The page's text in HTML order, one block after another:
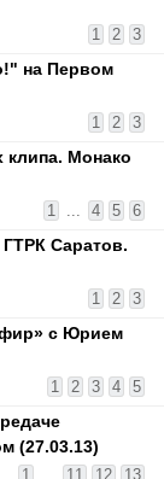
1 2 3
на Первом
1 2 3
клипа. Монако
1 ... 4 5 6
Саратов.
1 2 3
c Юрием
1 2 3 4 5
(27.03.13)
1 11 12 13